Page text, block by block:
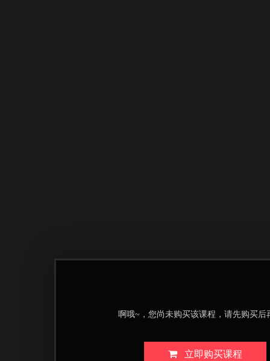
啊哦~，您尚未购买该课程，请先购买后
立即购买课程